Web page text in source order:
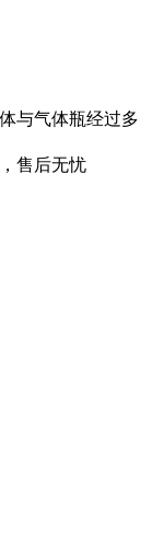
与气体瓶经过多
售后无忧